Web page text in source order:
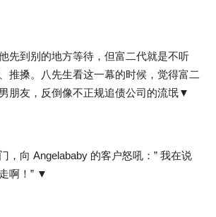
先到别的地方等待，但富二代就是不听
推搡。八先生看这一幕的时候，觉得富二
朋友，反倒像不正规追债公司的流氓▼
，向 Angelababy 的客户怒吼：” 我在说
啊！” ▼